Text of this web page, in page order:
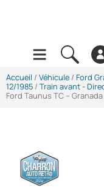
Accueil / Véhicule / Ford
12/1985 / Train avant -
Ford Taunus TC –